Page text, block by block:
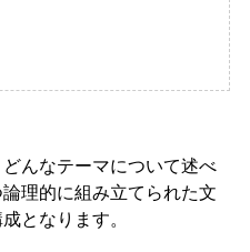
んなテーマについて述べ
理的に組み立てられた文
となります。